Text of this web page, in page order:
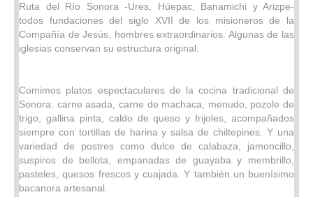
Ruta del Río Sonora -Ures, Húepac, Banamichi y Arizpe-
todos fundaciones del siglo XVII de los misioneros de la
Compañía de Jesús, hombres extraordinarios. Algunas de las
iglesias conservan su estructura original.
Comimos platos espectaculares de la cocina tradicional de
Sonora: carne asada, carne de machaca, menudo, pozole de
trigo, gallina pinta, caldo de queso y frijoles, acompañados
siempre con tortillas de harina y salsa de chiltepines. Y una
variedad de postres como dulce de calabaza, jamoncillo,
suspiros de bellota, empanadas de guayaba y membrillo,
pasteles, quesos frescos y cuajada. Y también un buenísimo
bacanora artesanal.